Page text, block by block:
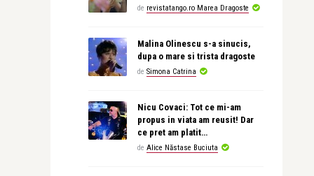
de revistatango.ro Marea Dragoste
Malina Olinescu s-a sinucis,
dupa o mare si trista dragoste
de Simona Catrina
Nicu Covaci: Tot ce mi-am
propus in viata am reusit! Dar
ce pret am platit…
de Alice Năstase Buciuta